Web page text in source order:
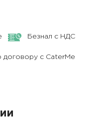
Безнал с НДС
договору с CaterMe